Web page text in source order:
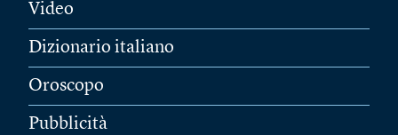
Video
Dizionario italiano
Oroscopo
Pubblicità